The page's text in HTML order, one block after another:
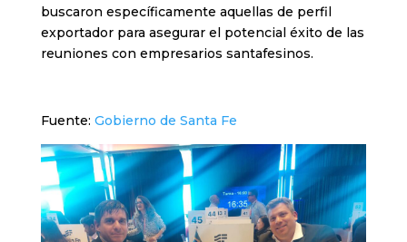
buscaron específicamente aquellas de perfil
exportador para asegurar el potencial éxito de las
reuniones con empresarios santafesinos.
Fuente: Gobierno de Santa Fe